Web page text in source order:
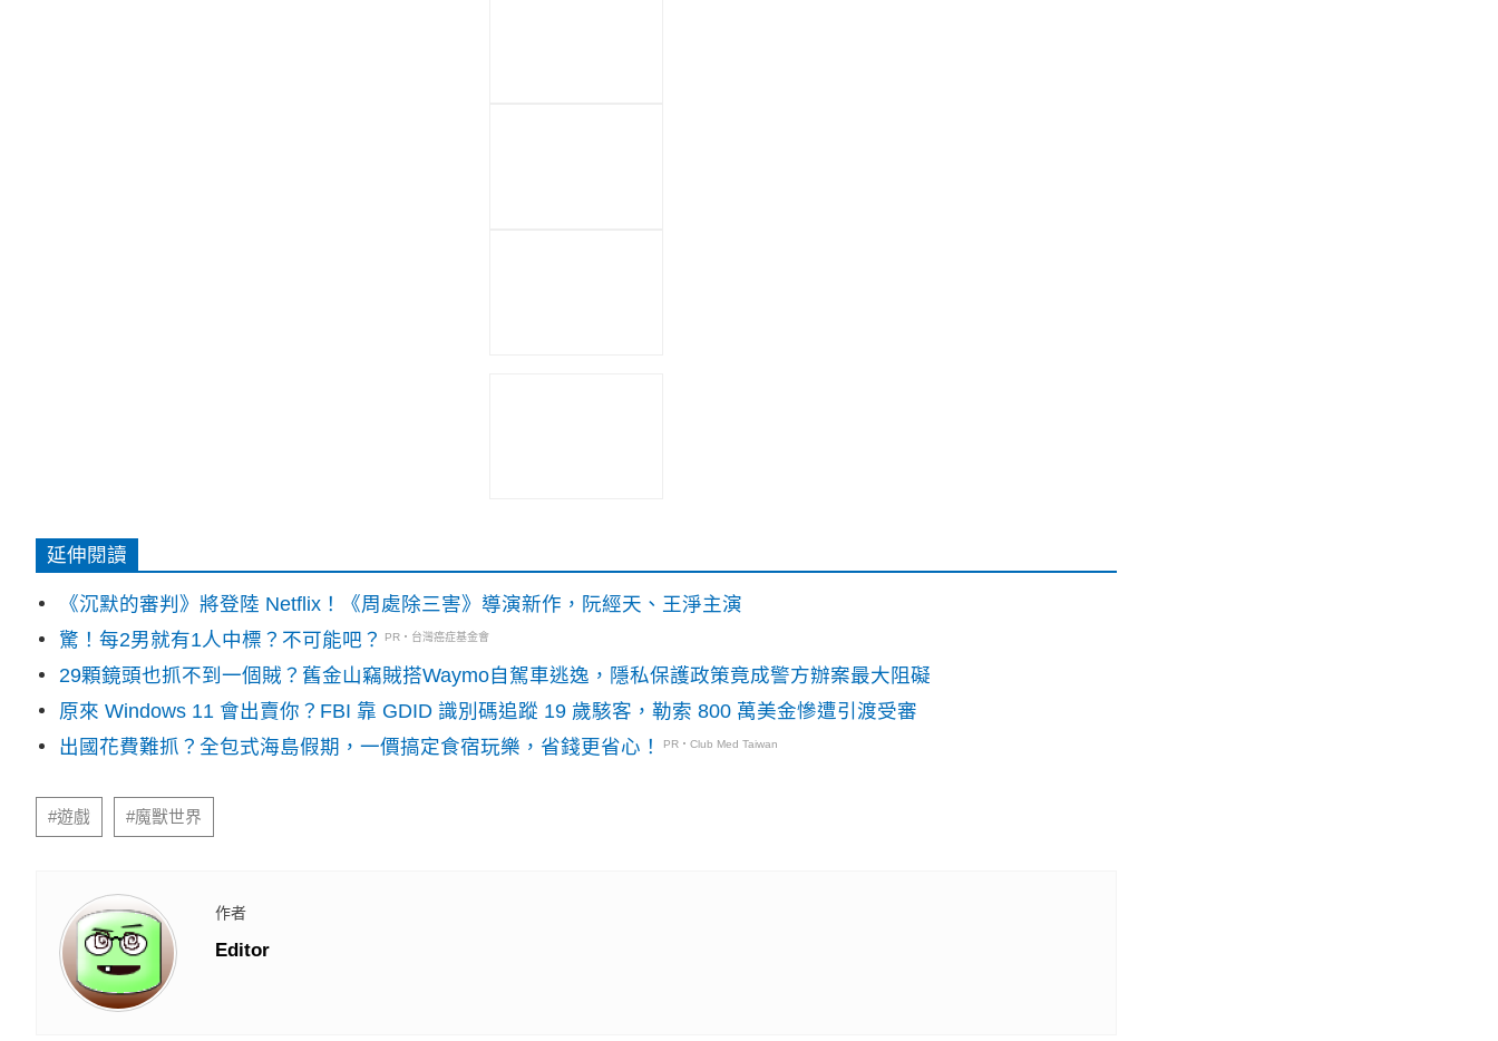
延伸閱讀
《沉默的審判》將登陸 Netflix！《周處除三害》導演新作，阮經天、王淨主演
驚！每2男就有1人中標？不可能吧？
PR・台灣癌症基金會
29顆鏡頭也抓不到一個賊？舊金山竊賊搭Waymo自駕車逃逸，隱私保護政策竟成警方辦案最大阻礙
原來 Windows 11 會出賣你？FBI 靠 GDID 識別碼追蹤 19 歲駭客，勒索 800 萬美金慘遭引渡受審
出國花費難抓？全包式海島假期，一價搞定食宿玩樂，省錢更省心！
PR・Club Med Taiwan
#遊戲 #魔獸世界
作者
Editor